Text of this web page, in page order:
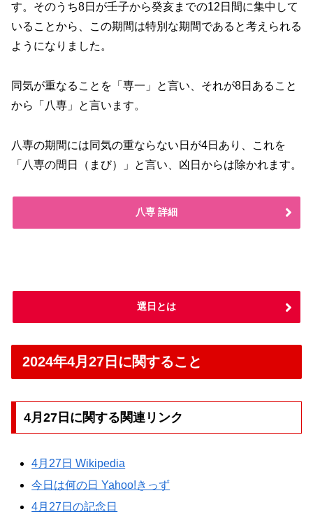
す。そのうち8日が壬子から癸亥までの12日間に集中して
いることから、この期間は特別な期間であると考えられる
ようになりました。
同気が重なることを「専一」と言い、それが8日あること
から「八専」と言います。
八専の期間には同気の重ならない日が4日あり、これを
「八専の間日（まび）」と言い、凶日からは除かれます。
八専 詳細
選日とは
2024年4月27日に関すること
4月27日に関する関連リンク
4月27日 Wikipedia
今日は何の日 Yahoo!きっず
4月27日の記念日